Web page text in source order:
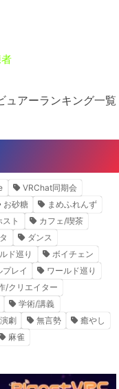
ュアーランキング一覧
VRChat同期会
お砂糖
まめふれんず
ト
カフェ/喫茶
ダンス
ド巡り
ボイチェン
プレイ
ワールド巡り
/クリエイター
学術/講義
演劇 無言勢
癒やし
麻雀